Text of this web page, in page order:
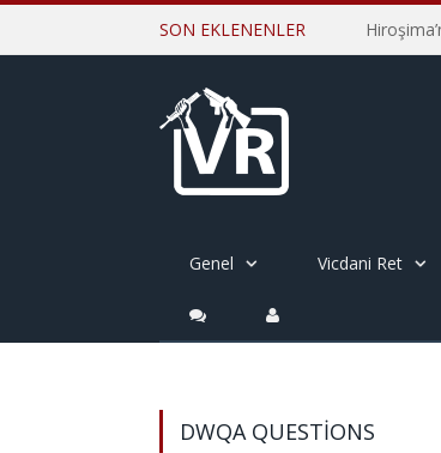
SON EKLENENLER
Genel Vicdani Ret
DWQA QUESTIONS